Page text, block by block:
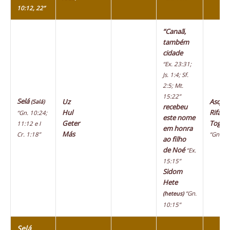
10:12, 22”
Selá(Salá)
“Gn. 10:24;
11:12 e I
Cr. 1:18”
Uz
Hul
Geter
Más
“Canaã,
também
cidade
“Ex. 23:31;
Js. 1:4; Sf.
2:5; Mt.
15:22”
recebeu
este nome
em honra
ao filho
de Noé“Ex.
15:15”
Sidom
Hete
(heteus) “Gn.
10:15”
Rifate
“Gn.